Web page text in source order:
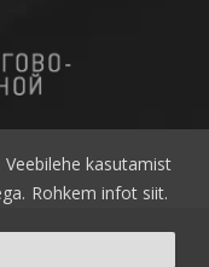
kasutamist
Rohkem infot siit.